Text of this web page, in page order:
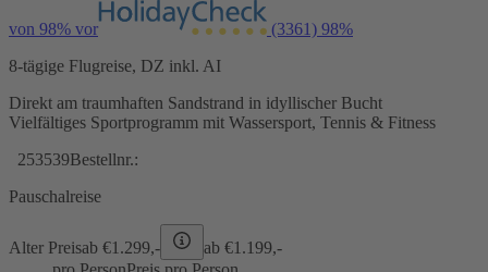
von 98% vor (3361) 98%
8-tägige Flugreise, DZ inkl. AI
Direkt am traumhaften Sandstrand in idyllischer Bucht
Vielfältiges Sportprogramm mit Wassersport, Tennis & Fitness
253539Bestellnr.:
Pauschalreise
Alter Preisab €1.299,- ab €1.199,-